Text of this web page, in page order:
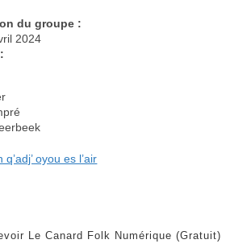
du groupe :
2024
q’adj’ oyou es l’air
Le Canard Folk Numérique (gratuit)